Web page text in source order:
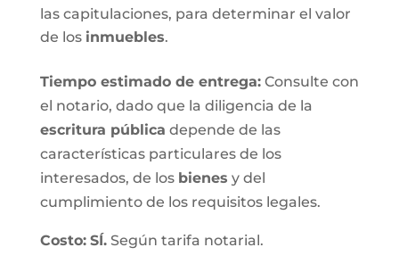
las capitulaciones, para determinar el valor
de los inmuebles.
Tiempo estimado de entrega:Consulte con
el notario, dado que la diligencia de la
escritura pública depende de las
características particulares de los
interesados, de los bienes y del
cumplimiento de los requisitos legales.
Costo: SÍ.Según tarifa notarial.